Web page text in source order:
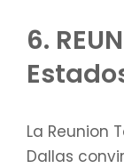
6.
La Reunion
Dallas